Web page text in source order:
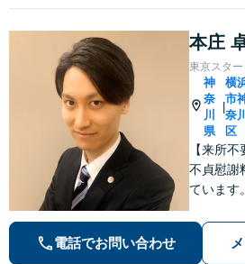
本庄
東京スタ
神
奈
川
県
横
市
奈川
区
【来所
不貞慰謝
ています。
電話でお問い合わせ